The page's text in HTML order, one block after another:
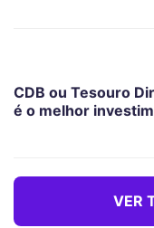
CDB ou Tesouro
é o melhor
VER